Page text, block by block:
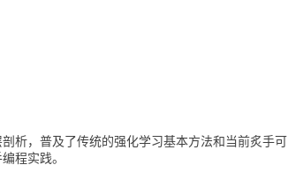
析，普及了传统的强化学习基本方法和当前炙手可
程实践。